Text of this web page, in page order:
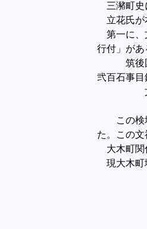
三瀦町史
立花氏が
第一に、
行付」があ
筑後国山
弐百石事目
文
この検地
た。この
大木町関
現大木町